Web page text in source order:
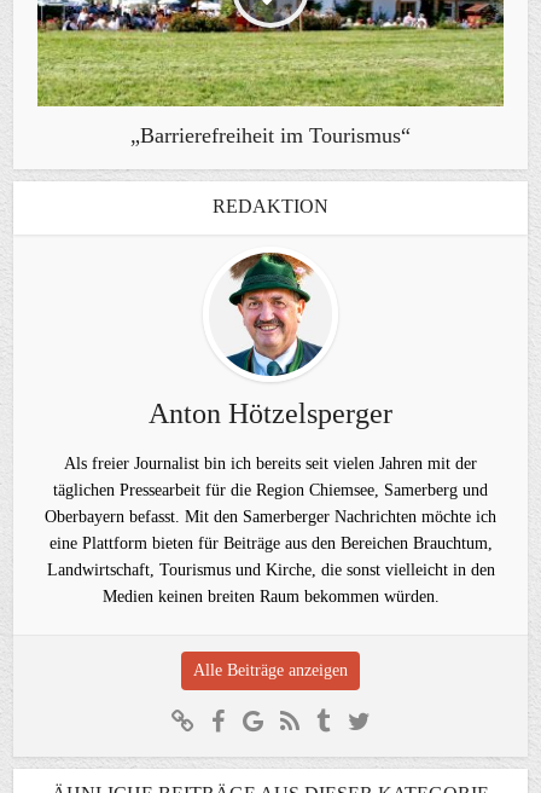
„Barrierefreiheit im Tourismus“
REDAKTION
Anton Hötzelsperger
Als freier Journalist bin ich bereits seit vielen Jahren mit der
täglichen Pressearbeit für die Region Chiemsee, Samerberg und
Oberbayern befasst. Mit den Samerberger Nachrichten möchte ich
eine Plattform bieten für Beiträge aus den Bereichen Brauchtum,
Landwirtschaft, Tourismus und Kirche, die sonst vielleicht in den
Medien keinen breiten Raum bekommen würden.
Alle Beiträge anzeigen